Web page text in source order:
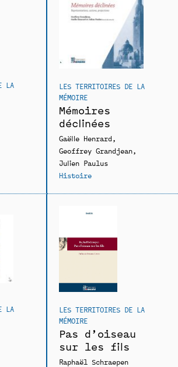
LA
LES TERRITOIRES DE LA
MÉMOIRE
Mémoires
déclinées
Gaëlle Henrard
Geoffrey Grandjean
Julien Paulus
Histoire
LA
LES TERRITOIRES DE LA
MÉMOIRE
Pas d’oiseau
sur les fils
Raphaël Schraepen